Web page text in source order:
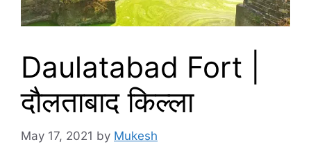
Daulatabad Fort |
दौलताबाद किल्ला
May 17, 2021 by Mukesh